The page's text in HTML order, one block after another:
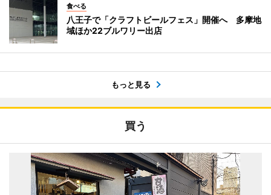
食べる
八王子で「クラフトビールフェス」開催へ 多摩地
域ほか22ブルワリー出店
もっと見る
買う